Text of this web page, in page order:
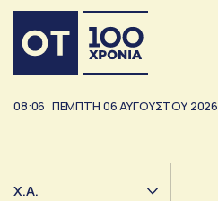
08:06 ΠΕΜΠΤΗ 06ΑΥΓΟΥΣΤΟΥ 2026
Χ.Α.